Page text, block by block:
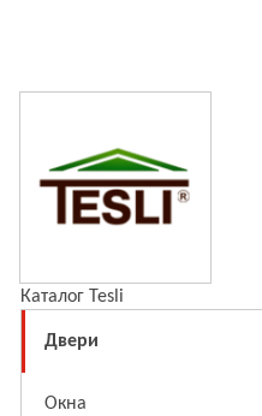
Каталог Tesli
Двери
Окна